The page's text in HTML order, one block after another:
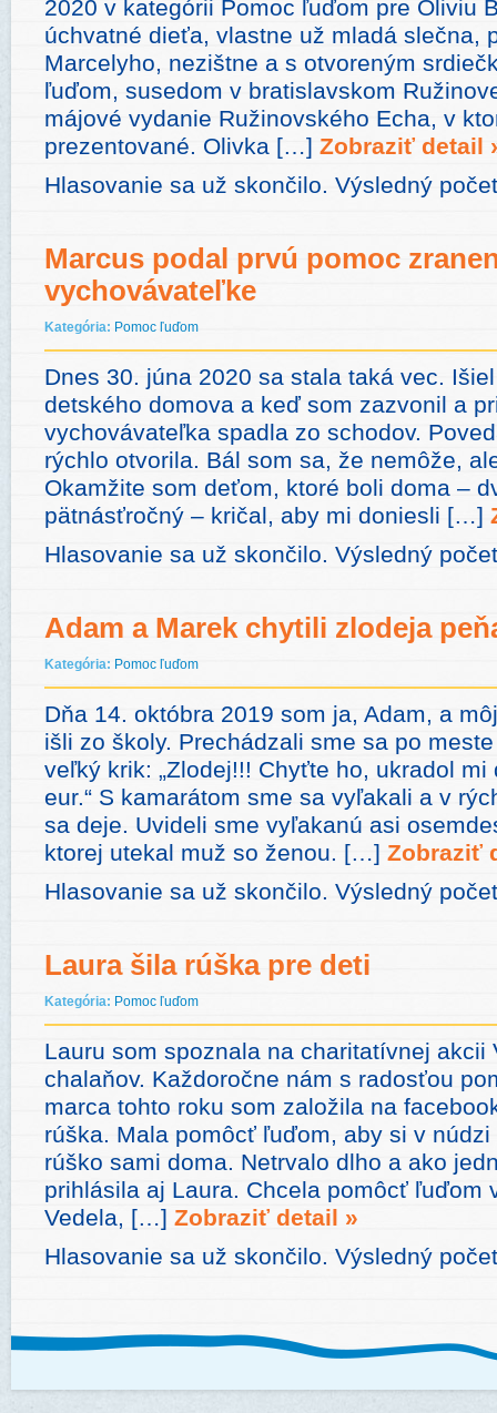
2020 v kategórii Pomoc ľuďom pre Oliviu
úchvatné dieťa, vlastne už mladá slečna,
Marcelyho, nezištne a s otvoreným
ľuďom, susedom v bratislavskom
májové vydanie Ružinovského Echa, v
prezentované. Olivka […] Zobraziť detail
Hlasovanie sa už skončilo. Výsledný
Marcus podal prvú pomoc
vychovávateľke
Kategória: Pomoc ľuďom
Dnes 30. júna 2020 sa stala taká vec.
detského domova a keď som zazvonil a
vychovávateľka spadla zo schodov.
rýchlo otvorila. Bál som sa, že nemôže,
Okamžite som deťom, ktoré boli doma –
pätnásťročný – kričal, aby mi doniesli […]
Hlasovanie sa už skončilo. Výsledný
Adam a Marek chytili zlodeja
Kategória: Pomoc ľuďom
Dňa 14. októbra 2019 som ja, Adam, a
išli zo školy. Prechádzali sme sa po
veľký krik: „Zlodej!!! Chyťte ho, ukradol
eur.“ S kamarátom sme sa vyľakali a v
sa deje. Uvideli sme vyľakanú asi
ktorej utekal muž so ženou. […] Zobraziť
Hlasovanie sa už skončilo. Výsledný
Laura šila rúška pre deti
Kategória: Pomoc ľuďom
Lauru som spoznala na charitatívnej akcii
chalaňov. Každoročne nám s radosťou
marca tohto roku som založila na
rúška. Mala pomôcť ľuďom, aby si v
rúško sami doma. Netrvalo dlho a ako
prihlásila aj Laura. Chcela pomôcť ľuďom
Vedela, […] Zobraziť detail »
Hlasovanie sa už skončilo. Výsledný